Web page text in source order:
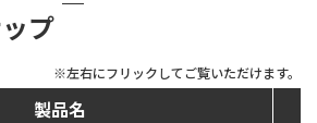
プ
製品名